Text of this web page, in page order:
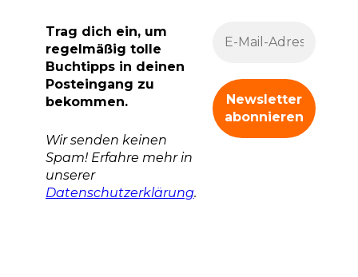
Trag dich ein, um
regelmäßig tolle
Buchtipps in deinen
Posteingang zu
bekommen.
Wir senden keinen
Spam! Erfahre mehr in
unserer
Datenschutzerklärung.